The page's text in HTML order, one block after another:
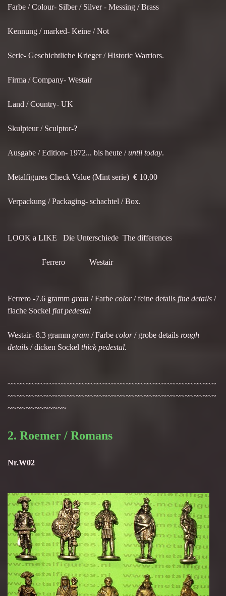
Farbe / Colour- Silber / Silver - Messing / Brass
Kennung / marked- Keine / Not
Serie- Geschichtliche Krieger / Historic Warriors.
Firma / Company- Westair
Land / Country- UK
Skulpteur / Sculptor-?
Ausgabe / Edition- 1972... bis heute /until today.
Metalfigures Check Value (Mint serie) € 10,00
Verpackung / Packaging- schachtel / Box.
LOOK a LIKE Die Unterschiede The differences
Ferrero Westair
Ferrero -7.6 gramm gram / Farbe color/ feine details fine details /
flache Sockel flat pedestal
Westair- 8.3 gramm gram / Farbe color/ grobe details rough
details / dicken Sockel thick pedestal.
~~~~~~~~~~~~~~~~~~~~~~~~~~~~~~~~~~~~~~~~~~~~~~
~~~~~~~~~~~~~~~~~~~~~~~~~~~~~~~~~~~~~~~~~~~~~~
~~~~~~~~~~~~~
2. Roemer / Romans
Nr.W02